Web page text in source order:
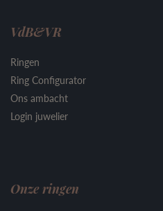
VdB&VR
Ringen
Ring Configurator
Ons ambacht
Login juwelier
Onze ringen